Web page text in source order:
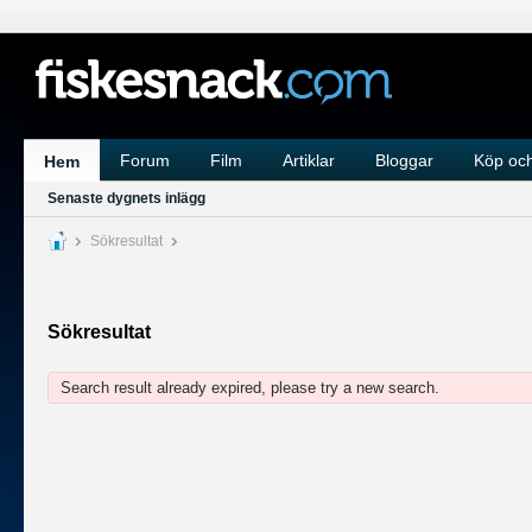
Hem Forum Film Artiklar Bloggar Köp
Senaste dygnets inlägg
Sökresultat
Sökresultat
Search result already expired, please try a new search.